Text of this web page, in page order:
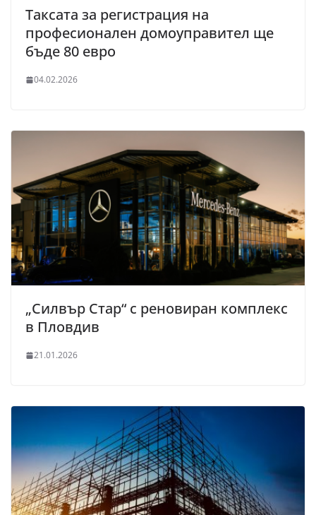
Таксата за регистрация на
професионален домоуправител ще
бъде 80 евро
04.02.2026
„Силвър Стар“ с реновиран комплекс
в Пловдив
21.01.2026